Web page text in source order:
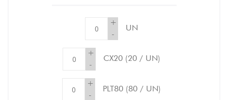
+
-
UN
+
-
CX20 (20 / UN)
+
-
PLT80 (80 / UN)